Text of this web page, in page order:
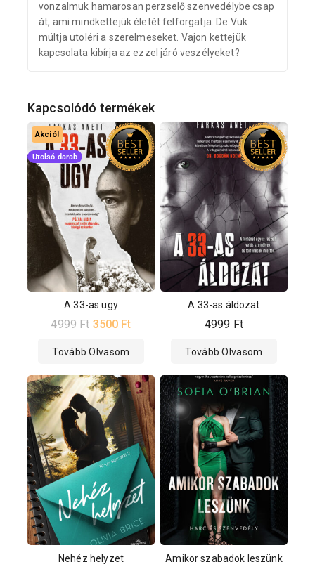
vonzalmuk hamarosan perzselő szenvedélybe csap
át, ami mindkettejük életét felforgatja. De Vuk
múltja utoléri a szerelmeseket. Vajon kettejük
kapcsolata kibírja az ezzel járó veszélyeket?
Kapcsolódó termékek
Akció!
Utolsó darab
A 33-as ügy
4999Ft 3500 Ft
Tovább Olvasom
A 33-as áldozat
4999 Ft
Tovább Olvasom
Nehéz helyzet Amikor szabadok leszünk